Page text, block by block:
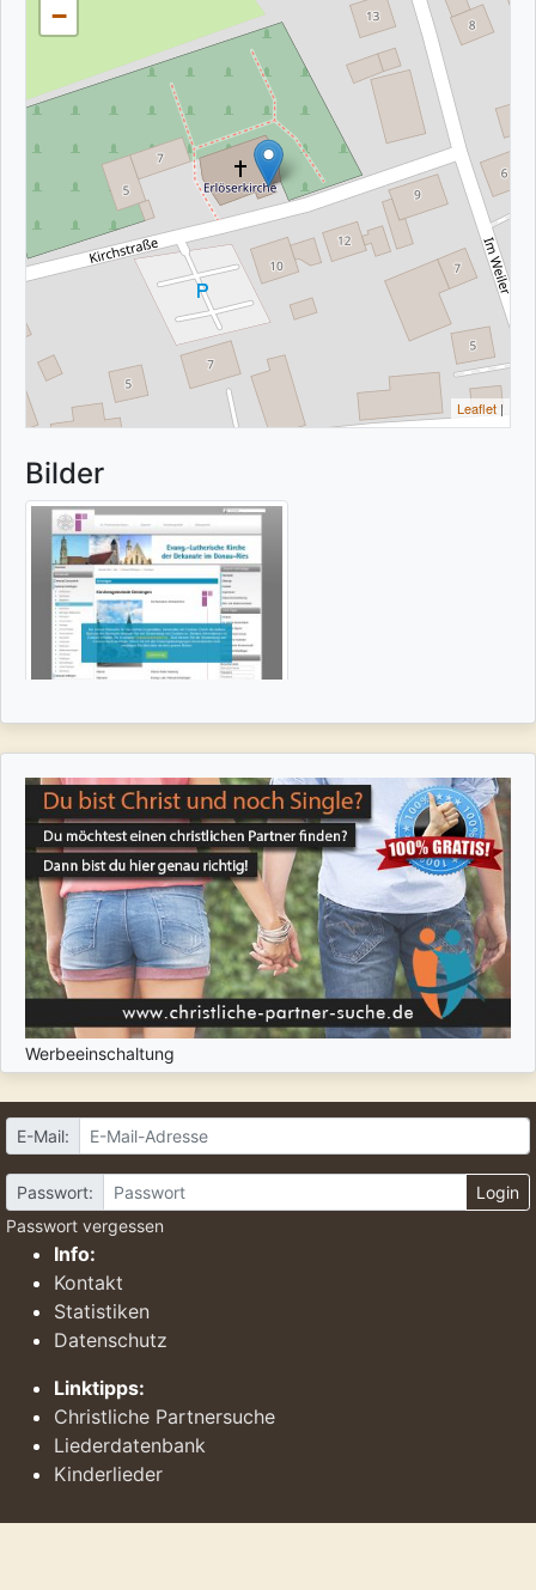
−
Leaflet |
Bilder
Werbeeinschaltung
E-Mail:
Passwort:
Login
Passwort vergessen
Info:
Kontakt
Statistiken
Datenschutz
Linktipps:
Christliche Partnersuche
Liederdatenbank
Kinderlieder